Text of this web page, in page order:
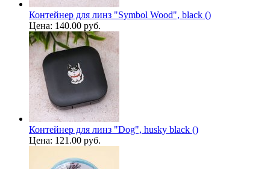
Контейнер для линз "Symbol Wood", black ()
Цена: 140.00 руб.
Контейнер для линз "Dog", husky black ()
Цена: 121.00 руб.